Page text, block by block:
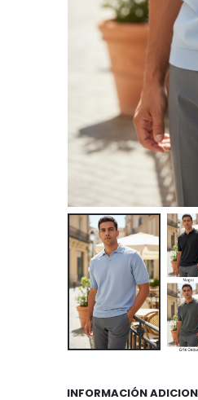
INFORMACIÓN